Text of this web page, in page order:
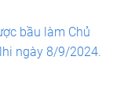
bầu làm Chủ
ngày 8/9/2024.